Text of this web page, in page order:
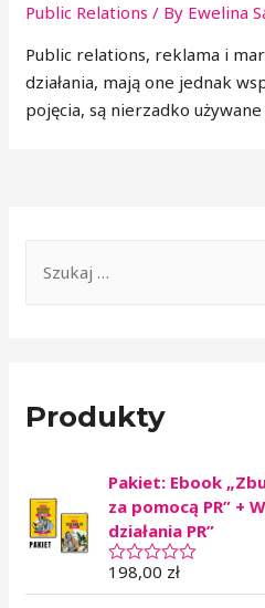
Public Relations / By Ewelina
Public relations, reklama i
działania, mają one jednak
pojęcia, są nierzadko
Produkty
Pakiet: Ebook
za pomocą PR” +
działania PR”
O
c
198,00 zł